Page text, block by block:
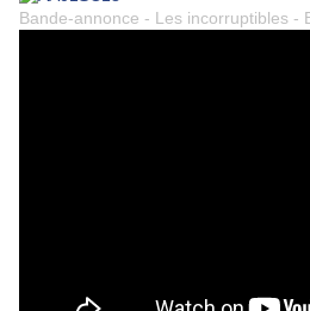
Bande-annonce - Les incorruptibles -